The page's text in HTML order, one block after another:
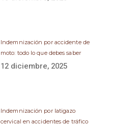
Indemnización por accidente de
moto: todo lo que debes saber
12 diciembre, 2025
Indemnización por latigazo
cervical en accidentes de tráfico